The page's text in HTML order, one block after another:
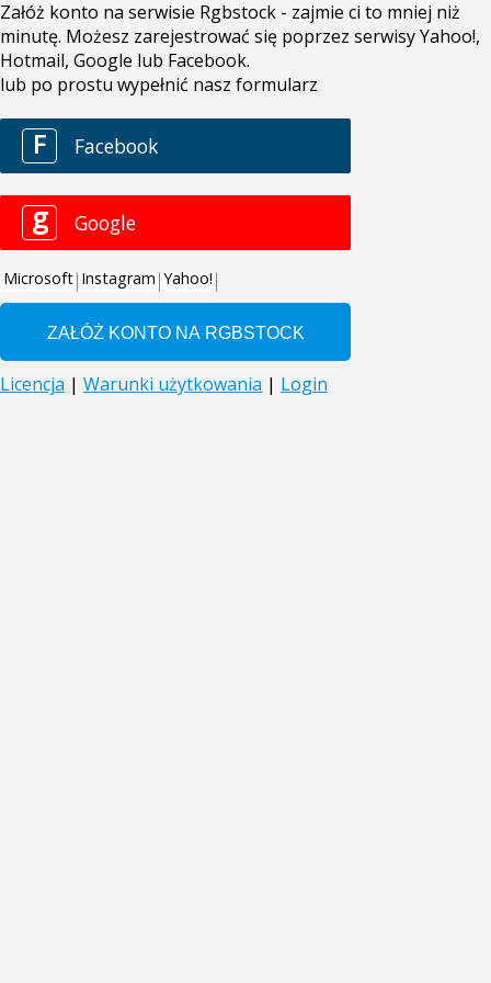
Załóż konto na serwisie Rgbstock - zajmie ci to mniej niż
minutę. Możesz zarejestrować się poprzez serwisy Yahoo!,
Hotmail, Google lub Facebook.
lub po prostu wypełnić nasz formularz
F Facebook
g Google
Microsoft Instagram Yahoo!
Licencja | Warunki użytkowania | Login